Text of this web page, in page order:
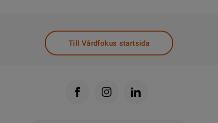
Till Vårdfokus startsida